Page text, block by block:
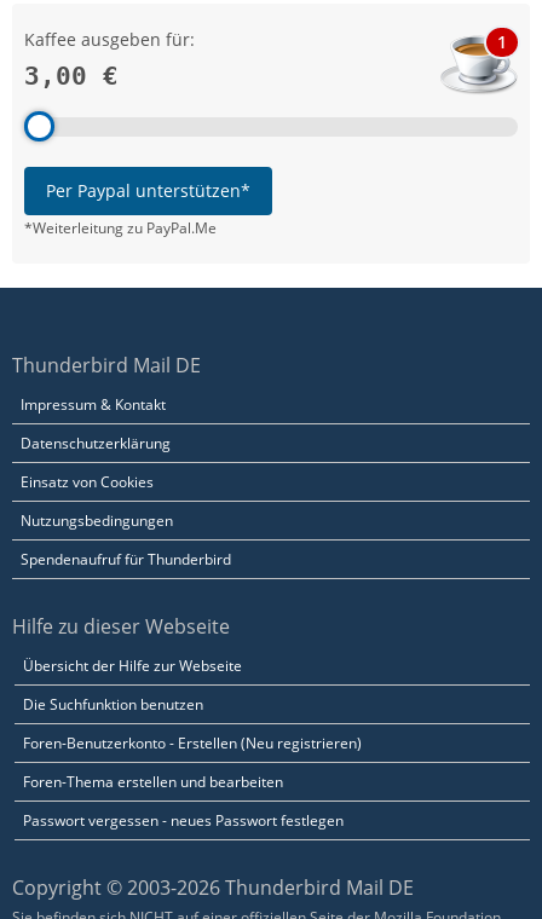
Kaffee ausgeben für:
3,00 €
1
Per Paypal unterstützen*
*Weiterleitung zu PayPal.Me
Thunderbird Mail DE
Impressum & Kontakt
Datenschutzerklärung
Einsatz von Cookies
Nutzungsbedingungen
Spendenaufruf für Thunderbird
Hilfe zu dieser Webseite
Übersicht der Hilfe zur Webseite
Die Suchfunktion benutzen
Foren-Benutzerkonto - Erstellen (Neu registrieren)
Foren-Thema erstellen und bearbeiten
Passwort vergessen - neues Passwort festlegen
Copyright © 2003-2026 Thunderbird Mail DE